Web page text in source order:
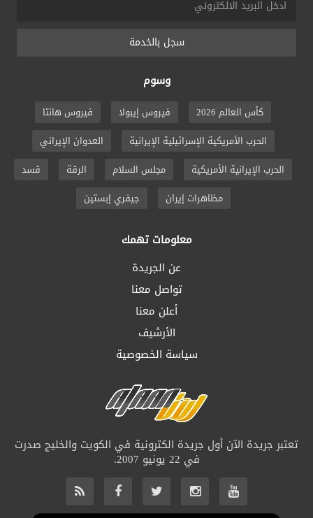
سجل بالخدمة
وسوم
كأس العالم 2026 فيروس إيبولا
فيروس هانتا
الحرب الأمريكية الإسرائيلية الإيرانية
العدوان الإيراني
الحرب الإيرانية الأمريكية
مجلس السلام الرقة
قسد
مظاهرات إيران
جيفري إبستين
معلومات تهمك
عن الجريدة
تواصل معنا
أعلن معنا
الأرشيف
سياسة الخصوصية
تعتبر جريدة الآن أول جريدة الكترونية في الكويت والخليج صدرت
في 22 يونيو 2007.